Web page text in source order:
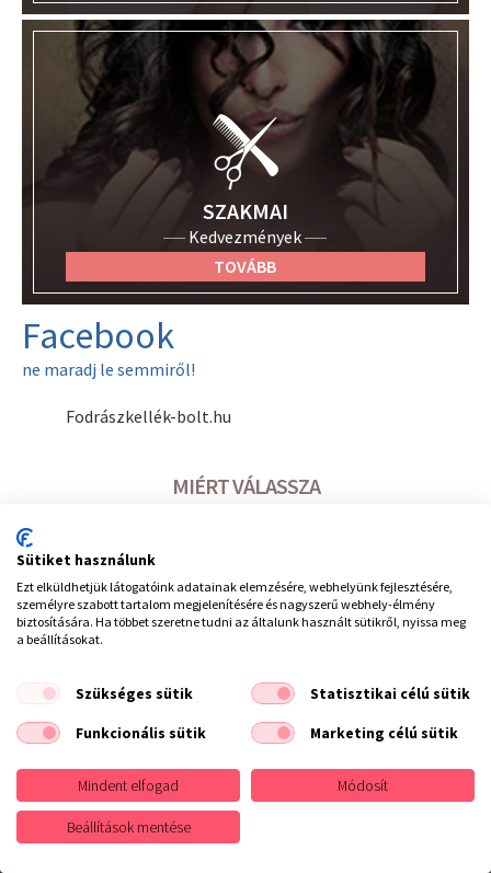
SZAKMAI
Kedvezmények
TOVÁBB
Facebook
ne maradj le semmiről!
Fodrászkellék-bolt.hu
MIÉRT VÁLASSZA
------------------------------
25 év Fodrászkellékes
szakmai tapasztalat
A legjobb minőséget
gyártók termékei
-----------------------------
Sütiket használunk
Ezt elküldhetjük látogatóink adatainak elemzésére, webhelyünk fejlesztésére,
személyre szabott tartalom megjelenítésére és nagyszerű webhely-élmény
biztosítására. Ha többet szeretne tudni az általunk használt sütikről, nyissa meg
a beállításokat.
Szükséges sütik
Statisztikai célú sütik
Funkcionális sütik
Marketing célú sütik
Mindent elfogad Módosít
Beállítások mentése